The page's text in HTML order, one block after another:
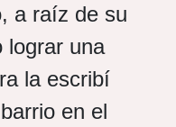
a raíz de su
lograr una
la escribí
en el